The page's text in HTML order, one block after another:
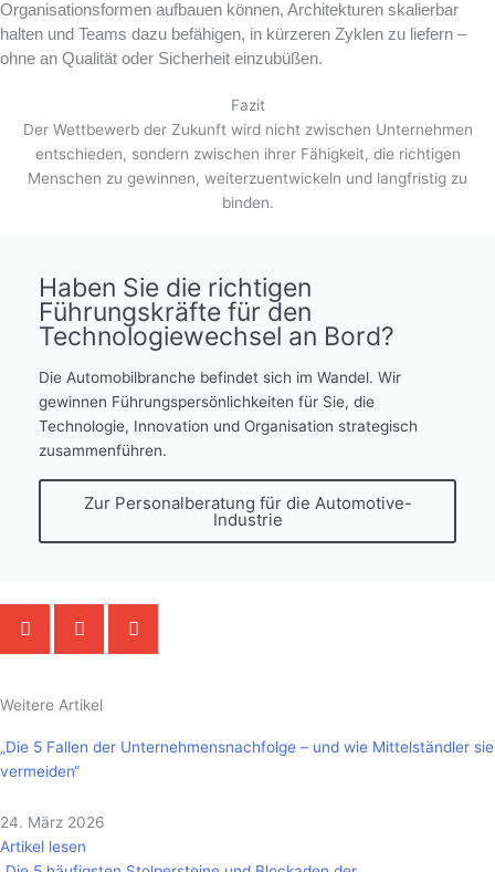
Organisationsformen aufbauen können, Architekturen skalierbar
halten und Teams dazu befähigen, in kürzeren Zyklen zu liefern –
ohne an Qualität oder Sicherheit einzubüßen.
Fazit
Der Wettbewerb der Zukunft wird nicht zwischen Unternehmen
entschieden, sondern zwischen ihrer Fähigkeit, die richtigen
Menschen zu gewinnen, weiterzuentwickeln und langfristig zu
binden.
Haben Sie die richtigen
Führungskräfte für den
Technologiewechsel an Bord?
Die Automobilbranche befindet sich im Wandel. Wir
gewinnen Führungspersönlichkeiten für Sie, die
Technologie, Innovation und Organisation strategisch
zusammenführen.
Zur Personalberatung für die Automotive-
Industrie
Weitere Artikel
„Die 5 Fallen der Unternehmensnachfolge – und wie Mittelständler sie
vermeiden“
24. März 2026
Artikel lesen